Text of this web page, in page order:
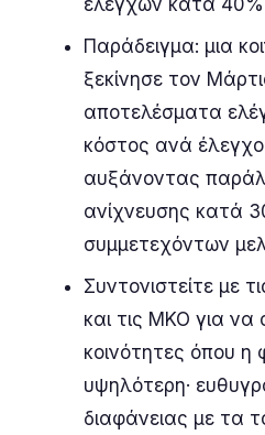
ελέγχων κατά
Παράδειγμα: μια
ξεκίνησε τον
αποτελέσματα
κόστος ανά
αυξάνοντας
ανίχνευσης κατά
συμμετεχόντων
Συντονιστείτε με
και τις ΜΚΟ για να
κοινότητες όπου η
υψηλότερη·
διαφάνειας με τα